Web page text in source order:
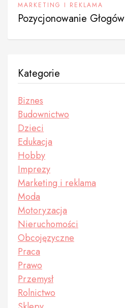
MARKETING I REKLAMA
Pozycjonowanie Głogów
Kategorie
Biznes
Budownictwo
Dzieci
Edukacja
Hobby
Imprezy
Marketing i reklama
Moda
Motoryzacja
Nieruchomości
Obcojęzyczne
Praca
Prawo
Przemysł
Rolnictwo